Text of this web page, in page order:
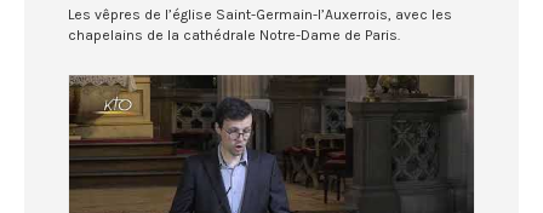
Les vêpres de l’église Saint-Germain-l’Auxerrois, avec les
chapelains de la cathédrale Notre-Dame de Paris.